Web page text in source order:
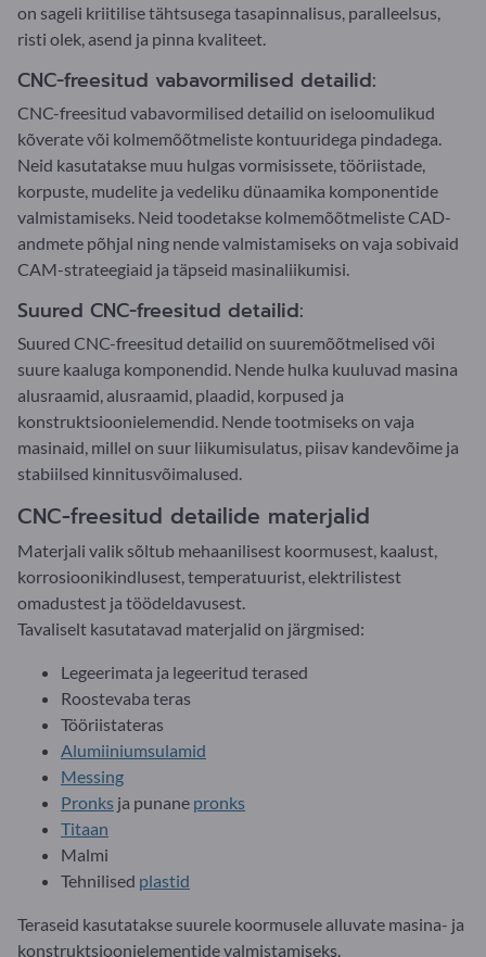
on sageli kriitilise tähtsusega tasapinnalisus, paralleelsus,
risti olek, asend ja pinna kvaliteet.
CNC-freesitud vabavormilised detailid:
CNC-freesitud vabavormilised detailid on iseloomulikud
kõverate või kolmemõõtmeliste kontuuridega pindadega.
Neid kasutatakse muu hulgas vormisissete, tööriistade,
korpuste, mudelite ja vedeliku dünaamika komponentide
valmistamiseks. Neid toodetakse kolmemõõtmeliste CAD-
andmete põhjal ning nende valmistamiseks on vaja sobivaid
CAM-strateegiaid ja täpseid masinaliikumisi.
Suured CNC-freesitud detailid:
Suured CNC-freesitud detailid on suuremõõtmelised või
suure kaaluga komponendid. Nende hulka kuuluvad masina
alusraamid, alusraamid, plaadid, korpused ja
konstruktsioonielemendid. Nende tootmiseks on vaja
masinaid, millel on suur liikumisulatus, piisav kandevõime ja
stabiilsed kinnitusvõimalused.
CNC-freesitud detailide materjalid
Materjali valik sõltub mehaanilisest koormusest, kaalust,
korrosioonikindlusest, temperatuurist, elektrilistest
omadustest ja töödeldavusest.
Tavaliselt kasutatavad materjalid on järgmised:
Legeerimata ja legeeritud terased
Roostevaba teras
Tööriistateras
Alumiiniumsulamid
Messing
Pronks ja punane pronks
Titaan
Malmi
Tehnilised plastid
Teraseid kasutatakse suurele koormusele alluvate masina- ja
konstruktsioonielementide valmistamiseks.